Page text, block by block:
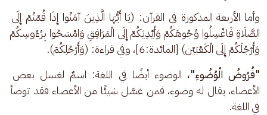
وأما الأربعة المذكورة في القرآن: (يَا أَيُّهَا الَّذِينَ آمَنُوا إِذَا قُمْتُمْ إِلَى
الصَّلَاةِ فَاغْسِلُوا وُجُوهَكُمْ وَأَيْدِيَكُمْ إِلَى الْمَرَافِقِ وَامْسَحُوا بِرُءُوسِكُمْ
وَأَرْجُلَكُمْ إِلَى الْكَعْبَيْن)⁩ [المائدة:6]، وفي قراءة: (وَأَرۡجُلِكُمۡ).
"فُرُوضُ الْوُضُوءِ"، الوضوء أيضًا في اللغة: اسمٌ لغسل بعض
الأعضاء، يقال له وضوء، فمن غسَّل شيئًا من الأعضاء فقد توضأ
في اللغة.